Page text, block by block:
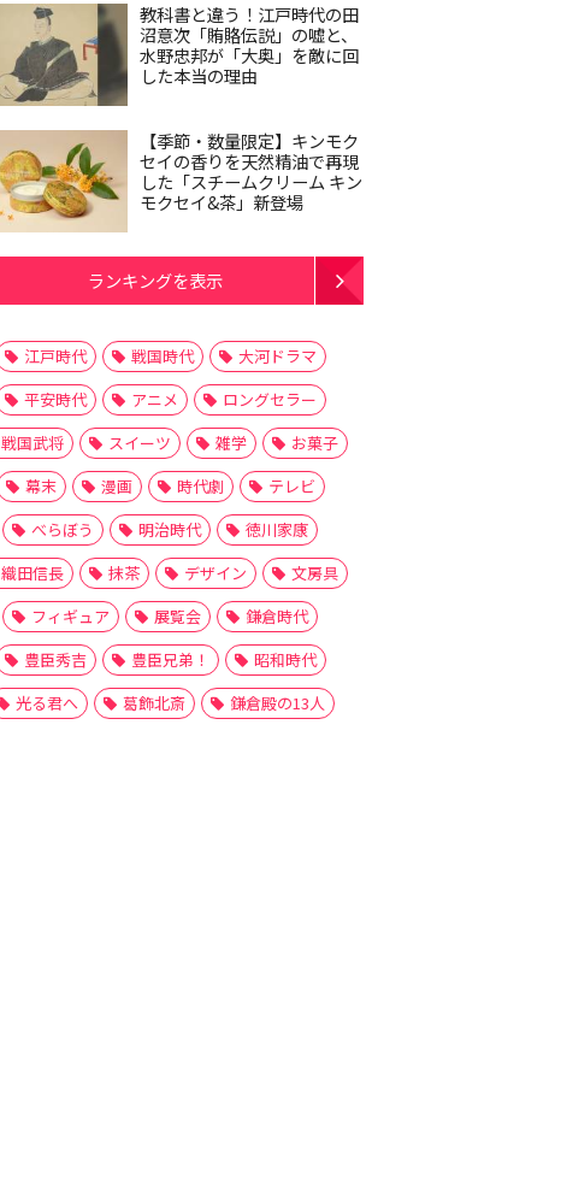
教科書と違う！江戸時代の田
沼意次「賄賂伝説」の嘘と、
水野忠邦が「大奥」を敵に回
した本当の理由
【季節・数量限定】キンモク
セイの香りを天然精油で再現
した「スチームクリーム キン
モクセイ&茶」新登場
ランキングを表示
江戸時代 戦国時代
大河ドラマ
平安時代
アニメ
ロングセラー
戦国武将
スイーツ 雑学
お菓子
幕末
漫画 時代劇
テレビ
べらぼう
明治時代
徳川家康
織田信長
抹茶 デザイン
文房具
フィギュア
展覧会
鎌倉時代
豊臣秀吉
豊臣兄弟！
昭和時代
光る君へ
葛飾北斎 鎌倉殿の13人